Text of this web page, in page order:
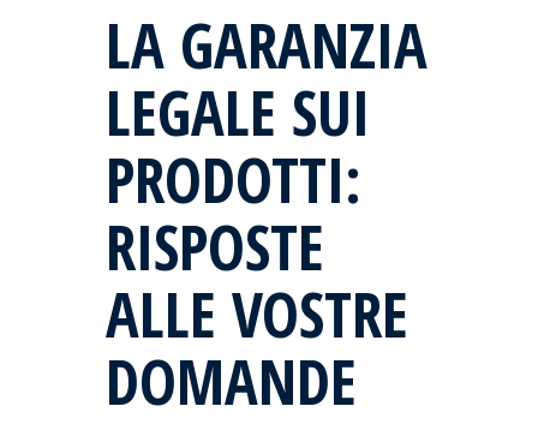
LA GARANZIA
LEGALE SUI
PRODOTTI:
RISPOSTE
ALLE VOSTRE
DOMANDE